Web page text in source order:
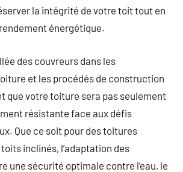
la intégrité de votre toit tout en
énergétique.
des couvreurs dans les
et les procédés de construction
que votre toiture sera pas seulement
résistante face aux défis
Que ce soit pour des toitures
inclinés, l’adaptation des
une sécurité optimale contre l’eau, le